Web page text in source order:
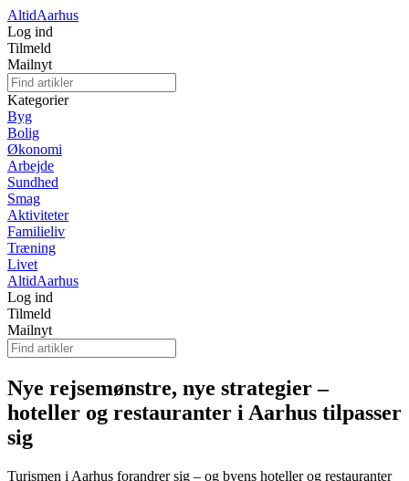
AltidAarhus
Log ind
Tilmeld
Mailnyt
Kategorier
Byg
Bolig
Økonomi
Arbejde
Sundhed
Smag
Aktiviteter
Familieliv
Træning
Livet
AltidAarhus
Log ind
Tilmeld
Mailnyt
Nye rejsemønstre, nye strategier –
hoteller og restauranter i Aarhus tilpasser
sig
Turismen i Aarhus forandrer sig – og byens hoteller og restauranter